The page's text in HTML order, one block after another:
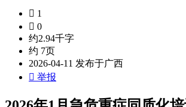
 1
 0
约2.94千字
约 7页
2026-04-11 发布于广西
 举报